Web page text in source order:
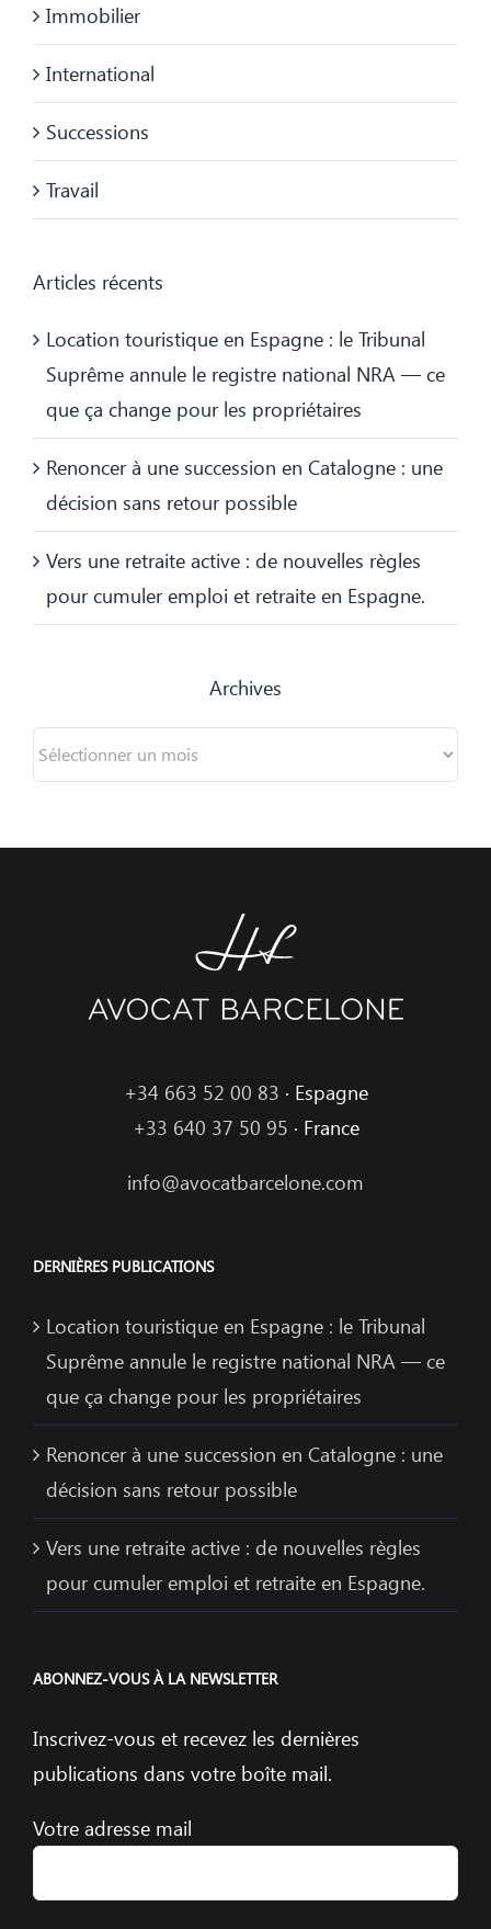
Immobilier
International
Successions
Travail
Articles récents
Location touristique en Espagne : le Tribunal
Suprême annule le registre national NRA — ce
que ça change pour les propriétaires
Renoncer à une succession en Catalogne : une
décision sans retour possible
Vers une retraite active : de nouvelles règles
pour cumuler emploi et retraite en Espagne.
Archives
Archives
+34 663 52 00 83 · Espagne
+33 640 37 50 95 · France
info@avocatbarcelone.com
DERNIÈRES PUBLICATIONS
Location touristique en Espagne : le Tribunal
Suprême annule le registre national NRA — ce
que ça change pour les propriétaires
Renoncer à une succession en Catalogne : une
décision sans retour possible
Vers une retraite active : de nouvelles règles
pour cumuler emploi et retraite en Espagne.
ABONNEZ-VOUS À LA NEWSLETTER
Inscrivez-vous et recevez les dernières
publications dans votre boîte mail.
Votre adresse mail